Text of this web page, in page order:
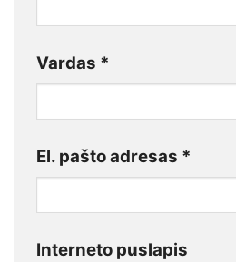
Vardas *
El. pašto adresas *
Interneto puslapis